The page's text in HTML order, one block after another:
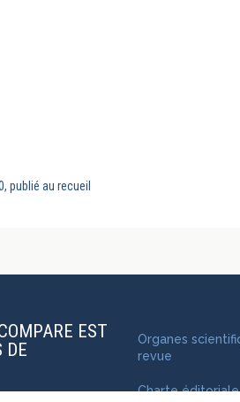
publié au recueil
EST
DE
Organes
revue
Charte éditoriale